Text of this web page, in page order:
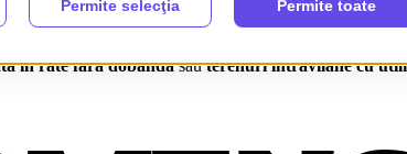
în rate fără dobândăsauterenuri intravilane cu